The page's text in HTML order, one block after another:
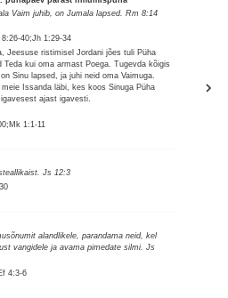
Vaim juhib, on Jumala lapsed. Rm 8:14
40;Jh 1:29-34
Jeesuse ristimisel Jordani jões tuli Püha
Teda kui oma armast Poega. Tugevda kõigis
Sinu lapsed, ja juhi neid oma Vaimuga.
Issanda läbi, kes koos Sinuga Püha
ajast igavesti.
1:1-11
Js 12:3
alandlikele, parandama neid, kel
vangidele ja avama pimedate silmi. Js
4:3-6